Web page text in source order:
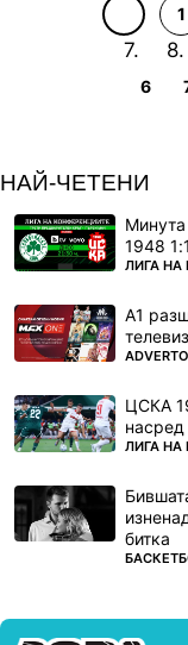
1
6
НАЙ-ЧЕТЕНИ
1948 1:1
ПОВЕЧЕ
ЛИГА НА
А1
ПОВЕЧЕ
ЦСКА
ПОВЕЧЕ
ЛИГА НА
битка
ПОВЕЧЕ